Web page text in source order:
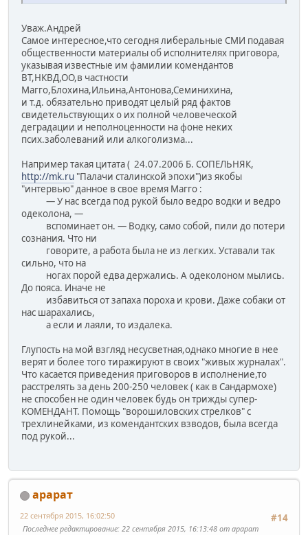
Уваж.Андрей
Самое интересное,что сегодня либеральные СМИ подавая
общественности материалы об исполнителях приговора,
указывая известные им фамилии комендантов
ВТ,НКВД,ОО,в частности
Магго,Блохина,Ильина,Антонова,Семинихина,
и т.д. обязательно приводят целый ряд фактов
свидетельствующих о их полной человеческой
деградации и неполноценности на фоне неких
псих.заболеваний или алкоголизма...
Например такая цитата ( 24.07.2006 Б. СОПЕЛЬНЯК,
http://mk.ru "Палачи сталинской эпохи")из якобы
"интервью" данное в свое время Магго :
— У нас всегда под рукой было ведро водки и ведро
одеколона, —
вспоминает он. — Водку, само собой, пили до потери
сознания. Что ни
говорите, а работа была не из легких. Уставали так
сильно, что на
ногах порой едва держались. А одеколоном мылись.
До пояса. Иначе не
избавиться от запаха пороха и крови. Даже собаки от
нас шарахались,
а если и лаяли, то издалека.
Глупость на мой взгляд несусветная,однако многие в нее
верят и более того тиражируют в своих "живых журналах".
Что касается приведения приговоров в исполнение,то
расстрелять за день 200-250 человек ( как в Сандармохе)
не способен не один человек будь он трижды супер-
КОМЕНДАНТ. Помощь "ворошиловских стрелков" с
трехлинейками, из комендантских взводов, была всегда
под рукой...
арарат
#14
22 сентября 2015, 16:02:50
Последнее редактирование: 22 сентября 2015, 16:13:48 от арарат